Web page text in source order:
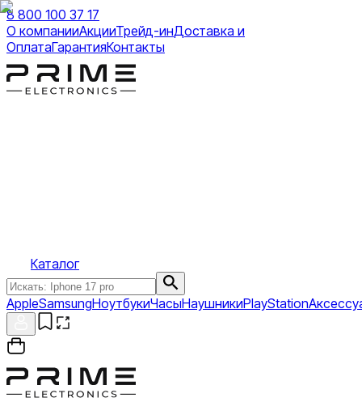
8 800 100 37 17
О компанииАкцииТрейд-инДоставка и
ОплатаГарантияКонтакты
Каталог
AppleSamsungНоутбукиЧасыНаушникиPlayStation